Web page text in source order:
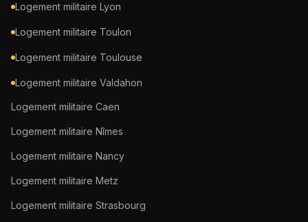
Logement militaire Lyon
Logement militaire Toulon
Logement militaire Toulouse
Logement militaire Valdahon
Logement militaire Caen
Logement militaire Nîmes
Logement militaire Nancy
Logement militaire Metz
Logement militaire Strasbourg